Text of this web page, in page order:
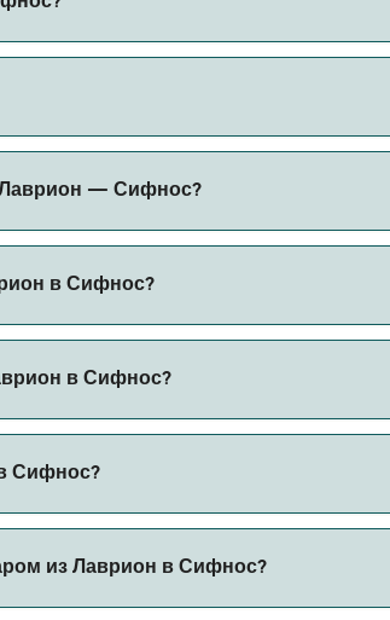
через наш Поиск Сделок.
Лаврион — Сифнос?
в Сифнос?
в Сифнос?
Сифнос?
из Лаврион в Сифнос?